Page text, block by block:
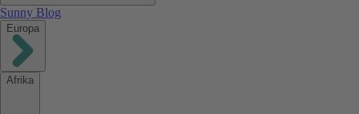
Sunny Blog
Europa
Afrika